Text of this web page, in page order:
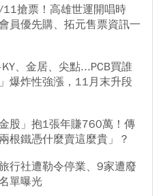
搶票！高雄世運開唱時
員優先購、拓元售票資訊一
、金居、尖點...PCB買誰
爆炸性強漲，11月末升段
股」抱1張年賺760萬！傳
根鐵憑什麼賣這麼貴」？
行社遭勒令停業、9家遭廢
單曝光